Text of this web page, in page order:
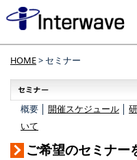
HOME> セミナー
概要 │ 開催スケジュール
いて
ご希望のセミナー